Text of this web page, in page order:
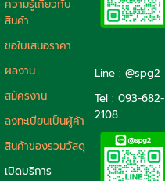
ความรู้เกี่ยวกับ
สินค้า
ขอใบเสนอราคา
ผลงาน
สมัครงาน
ลงทะเบียนเป็นผู้ค้า
สินค้าของรวมวัสดุ
เปิดบริการ
Line : @spg2
Tel : 093-682-
2108